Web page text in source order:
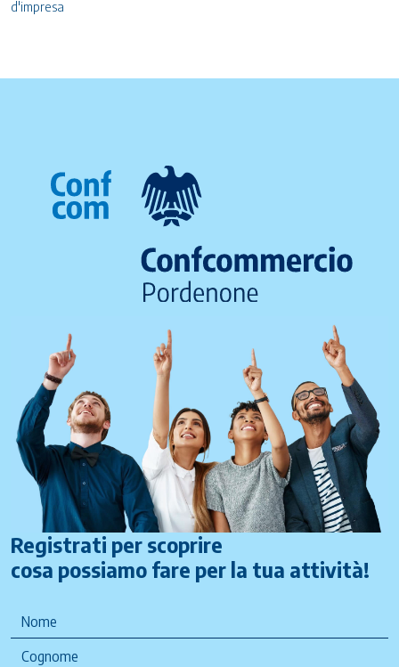
d'impresa
Registrati per scoprire
cosa possiamo fare per la tua attività!